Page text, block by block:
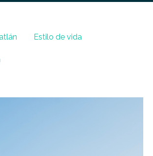
Estilo de vida